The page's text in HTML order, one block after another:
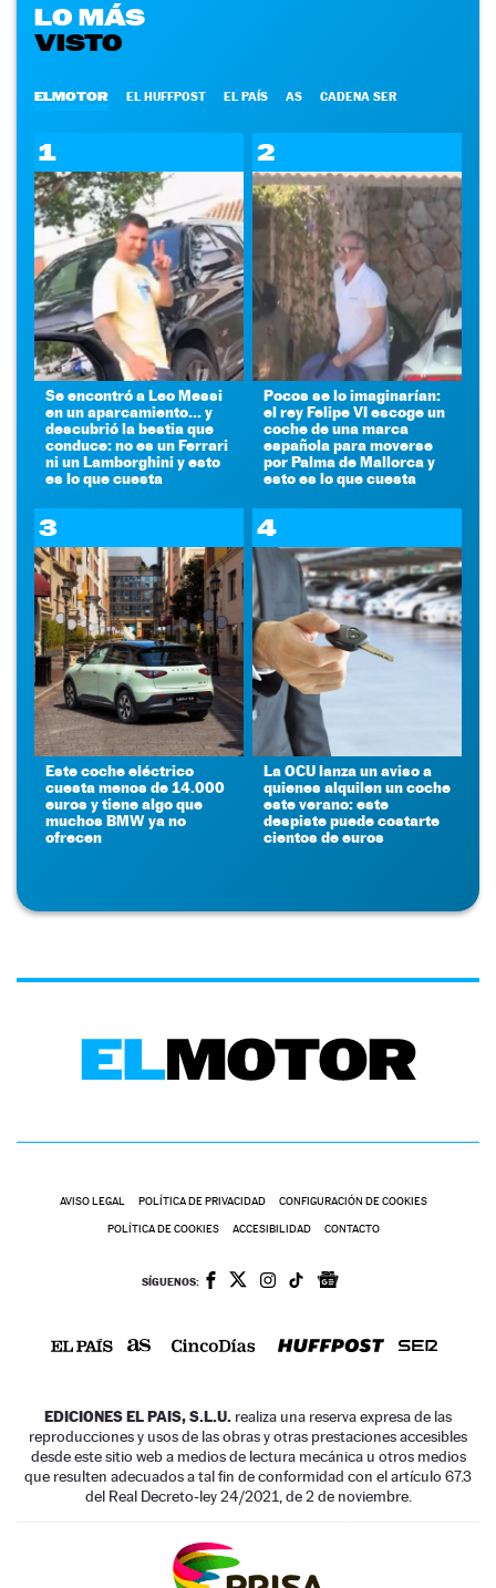
LO MÁS
VISTO
ELMOTOR EL HUFFPOST EL PAÍS AS CADENA SER
1
Se encontró a Leo Messi
en un aparcamiento... y
descubrió la bestia que
conduce: no es un Ferrari
ni un Lamborghini y esto
es lo que cuesta
2
Pocos se lo imaginarían:
el rey Felipe VI escoge un
coche de una marca
española para moverse
por Palma de Mallorca y
esto es lo que cuesta
3
Este coche eléctrico
cuesta menos de 14.000
euros y tiene algo que
muchos BMW ya no
ofrecen
4
La OCU lanza un aviso a
quienes alquilen un coche
este verano: este
despiste puede costarte
cientos de euros
AVISO LEGAL POLÍTICA DE PRIVACIDAD CONFIGURACIÓN DE COOKIES
POLÍTICA DE COOKIES ACCESIBILIDAD CONTACTO
SÍGUENOS:
EDICIONES EL PAIS, S.L.U. realiza una reserva expresa de las
reproducciones y usos de las obras y otras prestaciones accesibles
desde este sitio web a medios de lectura mecánica u otros medios
que resulten adecuados a tal fin de conformidad con el artículo 67.3
del Real Decreto-ley 24/2021, de 2 de noviembre.